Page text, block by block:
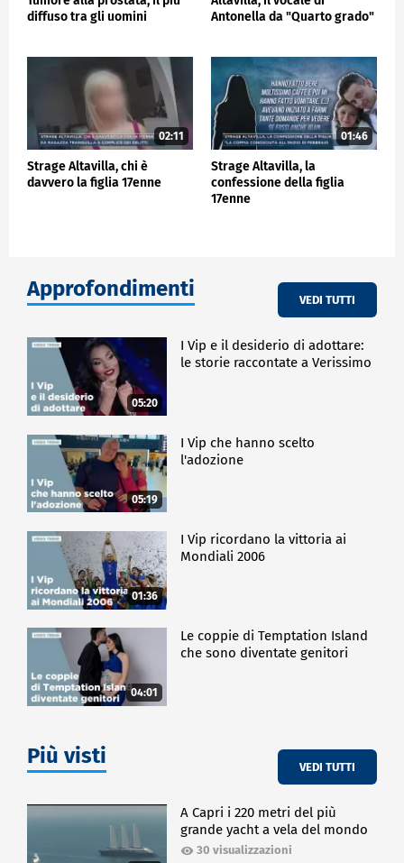
diffuso tra gli uomini
Antonella da "Quarto grado"
02:11
Strage Altavilla, chi è
davvero la figlia 17enne
01:46
Strage Altavilla, la
confessione della figlia
17enne
Approfondimenti VEDI TUTTI
05:20
I Vip e il desiderio di adottare:
le storie raccontate a Verissimo
05:19
I Vip che hanno scelto
l'adozione
01:36
I Vip ricordano la vittoria ai
Mondiali 2006
04:01
Le coppie di Temptation Island
che sono diventate genitori
Più visti VEDI TUTTI
A Capri i 220 metri del più
grande yacht a vela del mondo
30 visualizzazioni